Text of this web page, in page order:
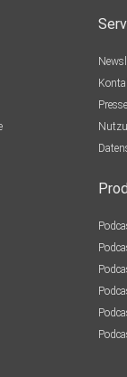
Presse